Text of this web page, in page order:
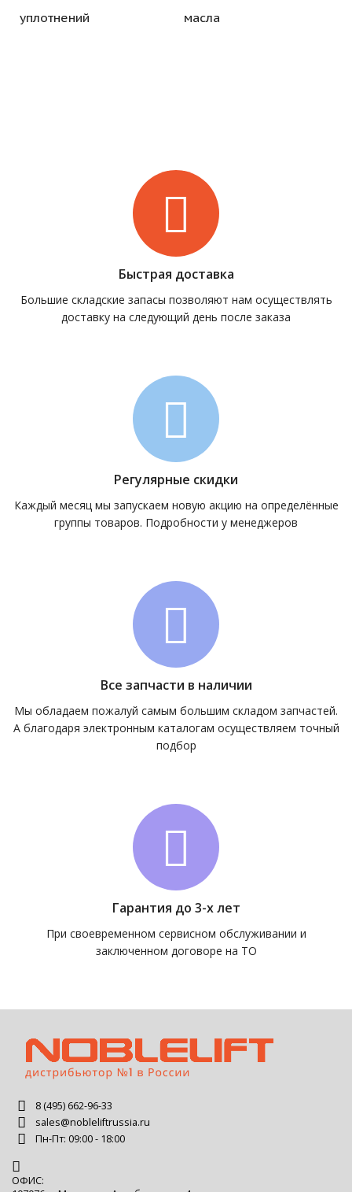
уплотнений
масла
Быстрая доставка
Большие складские запасы позволяют нам осуществлять
доставку на следующий день после заказа
Регулярные скидки
Каждый месяц мы запускаем новую акцию на определённые
группы товаров. Подробности у менеджеров
Все запчасти в наличии
Мы обладаем пожалуй самым большим складом запчастей.
А благодаря электронным каталогам осуществляем точный
подбор
Гарантия до 3-х лет
При своевременном сервисном обслуживании и
заключенном договоре на ТО
8 (495) 662-96-33
sales@nobleliftrussia.ru
Пн-Пт: 09:00 - 18:00
ОФИС: